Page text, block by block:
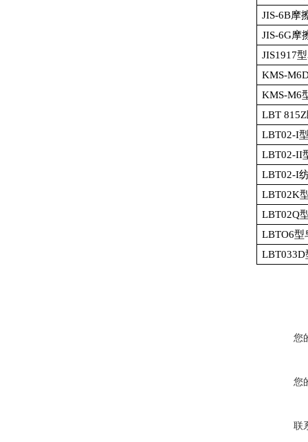
JIS-6B摩
JIS-6G摩
JIS1917
KMS-
KMS-M6
LBT 815Z
LBT02-I
LBT02-II
LBT02-I
LBT02K
LBT02Q
LBTO6型
LBT033D
您
您
联